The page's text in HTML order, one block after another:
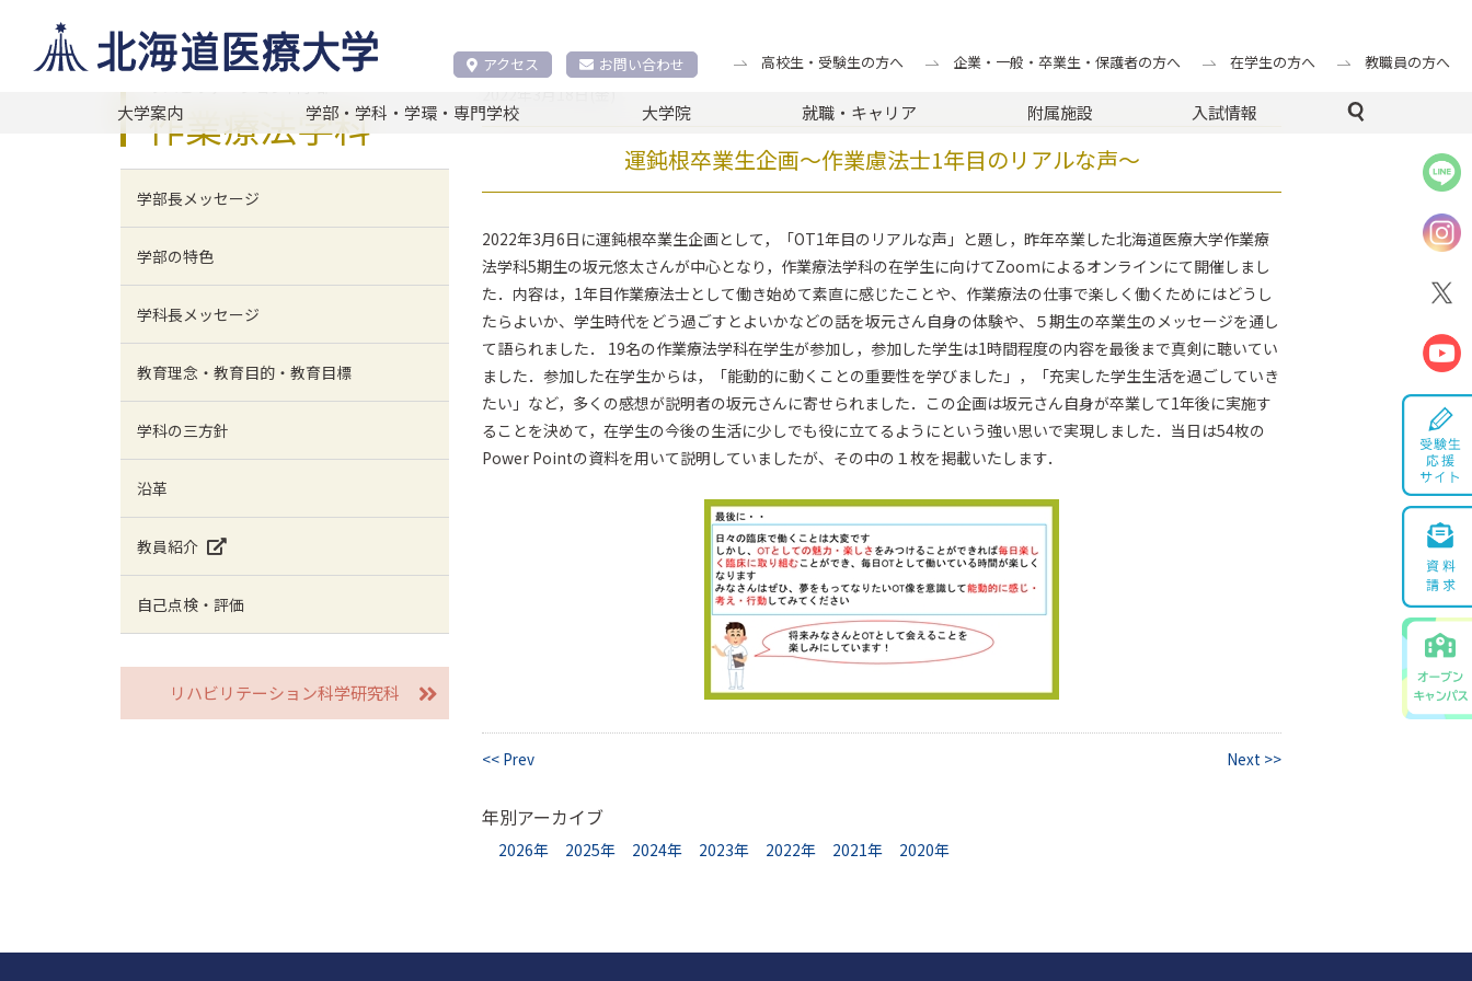
アクセス お問い合わせ 高校生・受験生の方へ 企業・一般・卒業生・保護者の方へ 在学生の方へ 教職員の方へ
大学案内 学部・学科・学環・専門学校 大学院 就職・キャリア 附属施設 入試情報
2022年3月18日(金)
運鈍根卒業生企画～作業慮法士1年目のリアルな声～
2022年3月6日に運鈍根卒業生企画として，「OT1年目のリアルな声」と題し，昨年卒業した北海道医療大学作業療
法学科5期生の坂元悠太さんが中心となり，作業療法学科の在学生に向けてZoomによるオンラインにて開催しまし
た．内容は，1年目作業療法士として働き始めて素直に感じたことや、作業療法の仕事で楽しく働くためにはどうし
たらよいか、学生時代をどう過ごすとよいかなどの話を坂元さん自身の体験や、５期生の卒業生のメッセージを通し
て語られました． 19名の作業療法学科在学生が参加し，参加した学生は1時間程度の内容を最後まで真剣に聴いてい
ました．参加した在学生からは，「能動的に動くことの重要性を学びました」，「充実した学生生活を過ごしていき
たい」など，多くの感想が説明者の坂元さんに寄せられました．この企画は坂元さん自身が卒業して1年後に実施す
ることを決めて，在学生の今後の生活に少しでも役に立てるようにという強い思いで実現しました．当日は54枚の
Power Pointの資料を用いて説明していましたが、その中の１枚を掲載いたします．
<< Prev Next >>
年別アーカイブ
2026年 2025年 2024年 2023年 2022年 2021年 2020年
作業療法学科
学部長メッセージ
学部の特色
学科長メッセージ
教育理念・教育目的・教育目標
学科の三方針
沿革
教員紹介
自己点検・評価
リハビリテーション科学研究科